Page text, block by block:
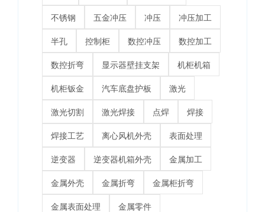
不锈钢 五金冲压 冲压 冲压加工
半孔 控制柜 数控冲压 数控加工
数控折弯 显示器壁挂支架 机柜机箱
机柜钣金 汽车底盘护板 激光
激光切割 激光焊接 点焊 焊接
焊接工艺 离心风机外壳 表面处理
逆变器 逆变器机箱外壳 金属加工
金属外壳 金属折弯 金属柜折弯
金属表面处理 金属零件